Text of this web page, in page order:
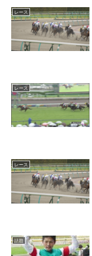
レース
レース
レース
話題